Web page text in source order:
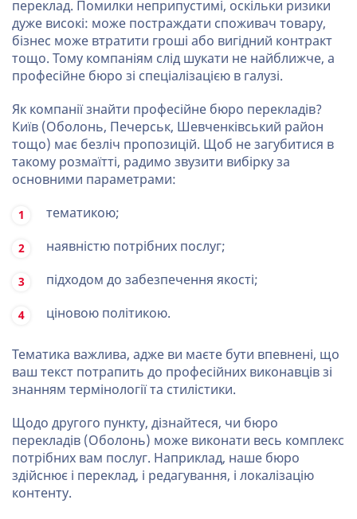
переклад. Помилки неприпустимі, оскільки ризики
дуже високі: може постраждати споживач товару,
бізнес може втратити гроші або вигідний контракт
тощо. Тому компаніям слід шукати не найближче, а
професійне бюро зі спеціалізацією в галузі.
Як компанії знайти професійне бюро перекладів?
Київ (Оболонь, Печерськ, Шевченківський район
тощо) має безліч пропозицій. Щоб не загубитися в
такому розмаїтті, радимо звузити вибірку за
основними параметрами:
тематикою;
наявністю потрібних послуг;
підходом до забезпечення якості;
ціновою політикою.
Тематика важлива, адже ви маєте бути впевнені, що
ваш текст потрапить до професійних виконавців зі
знанням термінології та стилістики.
Щодо другого пункту, дізнайтеся, чи бюро
перекладів (Оболонь) може виконати весь комплекс
потрібних вам послуг. Наприклад, наше бюро
здійснює і переклад, і редагування, і локалізацію
контенту.